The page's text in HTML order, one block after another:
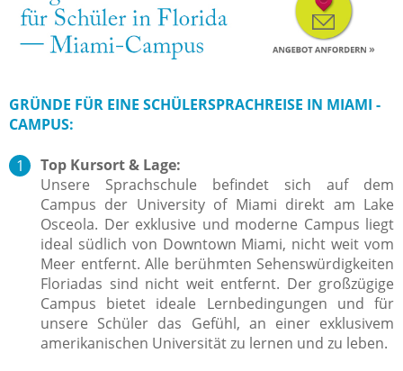
GRÜNDE FÜR EINE SCHÜLERSPRACHREISE IN MIAMI -
CAMPUS:
Top Kursort & Lage:
Unsere Sprachschule befindet sich auf dem
Campus der University of Miami direkt am Lake
Osceola. Der exklusive und moderne Campus liegt
ideal südlich von Downtown Miami, nicht weit vom
Meer entfernt. Alle berühmten Sehenswürdigkeiten
Floriadas sind nicht weit entfernt. Der großzügige
Campus bietet ideale Lernbedingungen und für
unsere Schüler das Gefühl, an einer exklusivem
amerikanischen Universität zu lernen und zu leben.